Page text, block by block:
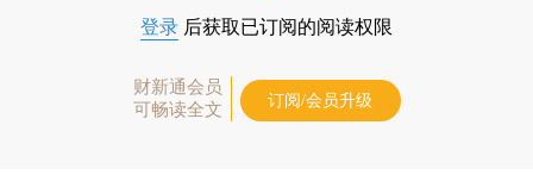
登录 后获取已订阅的阅读权限
财新通会员
可畅读全文
订阅/会员升级